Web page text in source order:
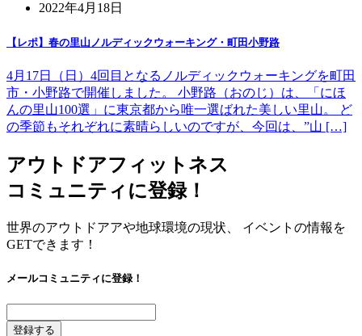
2022年4月18日
【レポ】春の里山ノルディックウォーキング・町田小野路
4月17日（日）4回目となるノルディックウォーキングを町田
市・小野路で開催しました。 小野路（おのじ）は、「にほ
んの里山100選」に東京都から唯一選ばれた美しい里山。 ど
の季節もそれぞれに素晴らしいのですが、今回は、”山 […]
アウトドアフィットネス
コミュニティに登録！
世界のアウトドアアや地球環境の現状、 イベントの情報を
GETできます！
メールコミュニティに登録！